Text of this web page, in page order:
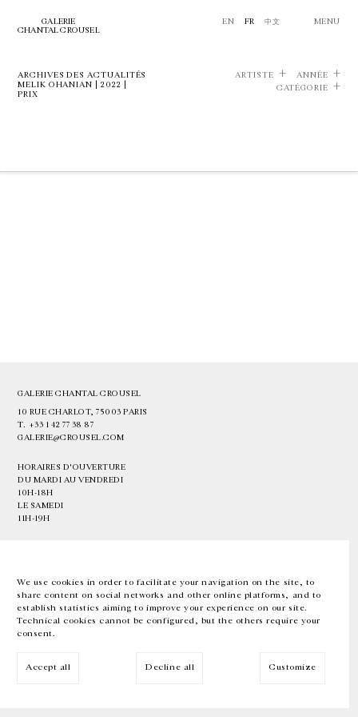
We use cookies in order to facilitate your navigation on the site, to
share content on social networks and other online platforms, and to
establish statistics aiming to improve your experience on our site.
Technical cookies cannot be configured, but the others require your
consent.
Accept all Decline all Customize
GALERIE
CHANTAL CROUSEL
EN FR 中文 MENU
ARCHIVES DES ACTUALITÉS
MELIK OHANIAN | 2022 |
PRIX
ARTISTE
ANNÉE
CATÉGORIE
GALERIE CHANTAL CROUSEL
10 RUE CHARLOT, 75003 PARIS
T. +33 1 42 77 38 87
GALERIE@CROUSEL.COM
HORAIRES D'OUVERTURE
DU MARDI AU VENDREDI
10H-18H
LE SAMEDI
11H-19H
EN FR 中文 Facebook Instagram
Inscrivez-vous à notre newsletter